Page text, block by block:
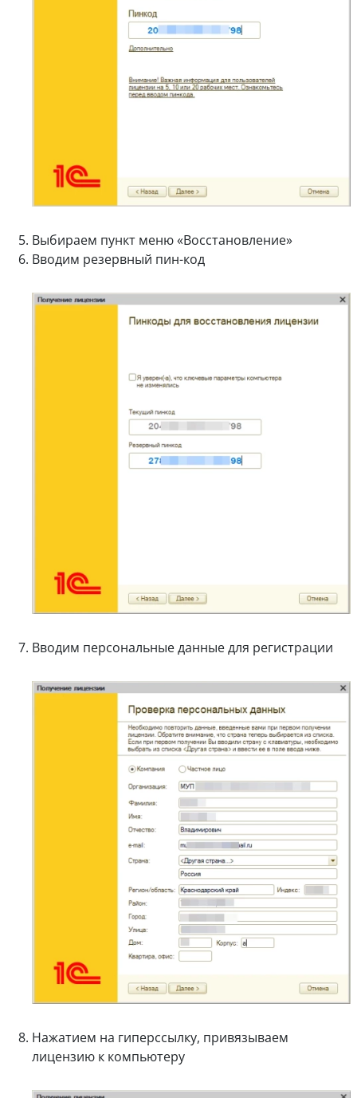
Выбираем пункт меню «Восстановление»
Вводим резервный пин-код
Вводим персональные данные для регистрации
Нажатием на гиперссылку, привязываем
лицензию к компьютеру